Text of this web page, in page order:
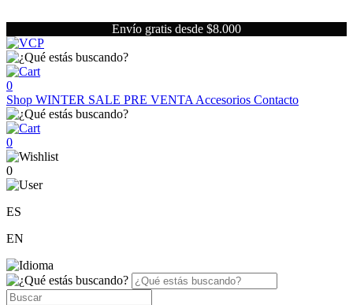
Envío gratis desde $8.000
0
Shop WINTER SALE PRE VENTA Accesorios Contacto
0
0
ES
EN